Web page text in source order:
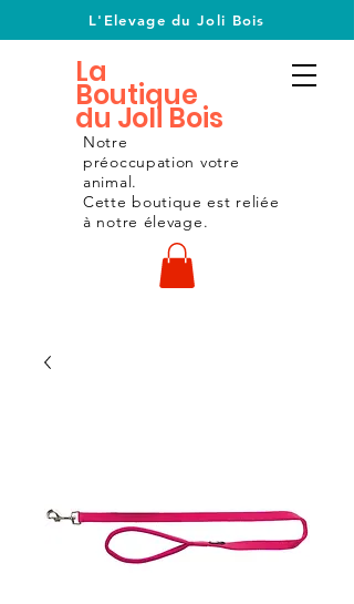
L'Elevage du Joli Bois
Notre
préoccupation votre
animal.
Cette boutique est reliée
à notre élevage.
La
Boutique
du Joli Bois